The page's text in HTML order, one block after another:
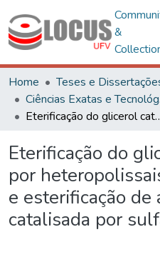
&
Home
Teses e
Eterificação do glicerol catalisada por heteropolissais
Eterificação do
por
e esterificação
catalisada por